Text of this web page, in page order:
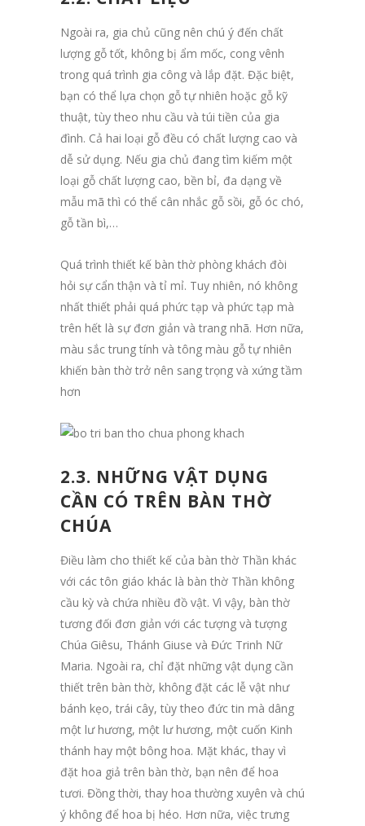
Ngoài ra, gia chủ cũng nên chú ý đến chất
lượng gỗ tốt, không bị ẩm mốc, cong vênh
trong quá trình gia công và lắp đặt. Đặc biệt,
bạn có thể lựa chọn gỗ tự nhiên hoặc gỗ kỹ
thuật, tùy theo nhu cầu và túi tiền của gia
đình. Cả hai loại gỗ đều có chất lượng cao và
dễ sử dụng. Nếu gia chủ đang tìm kiếm một
loại gỗ chất lượng cao, bền bỉ, đa dạng về
mẫu mã thì có thể cân nhắc gỗ sồi, gỗ óc chó,
gỗ tần bì,…
Quá trình thiết kế bàn thờ phòng khách đòi
hỏi sự cẩn thận và tỉ mỉ. Tuy nhiên, nó không
nhất thiết phải quá phức tạp và phức tạp mà
trên hết là sự đơn giản và trang nhã. Hơn nữa,
màu sắc trung tính và tông màu gỗ tự nhiên
khiến bàn thờ trở nên sang trọng và xứng tầm
hơn
2.3. NHỮNG VẬT DỤNG
CẦN CÓ TRÊN BÀN THỜ
CHÚA
Điều làm cho thiết kế của bàn thờ Thần khác
với các tôn giáo khác là bàn thờ Thần không
cầu kỳ và chứa nhiều đồ vật. Vì vậy, bàn thờ
tương đối đơn giản với các tượng và tượng
Chúa Giêsu, Thánh Giuse và Đức Trinh Nữ
Maria. Ngoài ra, chỉ đặt những vật dụng cần
thiết trên bàn thờ, không đặt các lễ vật như
bánh kẹo, trái cây, tùy theo đức tin mà dâng
một lư hương, một lư hương, một cuốn Kinh
thánh hay một bông hoa. Mặt khác, thay vì
đặt hoa giả trên bàn thờ, bạn nên để hoa
tươi. Đồng thời, thay hoa thường xuyên và chú
ý không để hoa bị héo. Hơn nữa, việc trưng